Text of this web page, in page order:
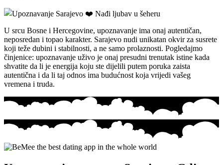
U srcu Bosne i Hercegovine, upoznavanje ima onaj autentičan,
neposredan i topao karakter. Sarajevo nudi unikatan okvir za susrete
koji teže dubini i stabilnosti, a ne samo prolaznosti. Pogledajmo
činjenice: upoznavanje uživo je onaj presudni trenutak istine kada
shvatite da li je energija koju ste dijelili putem poruka zaista
autentična i da li taj odnos ima budućnost koja vrijedi vašeg
vremena i truda.